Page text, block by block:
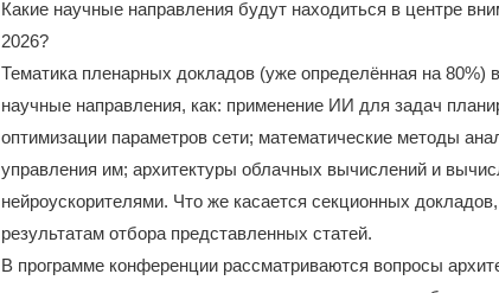
Какие научные направления будут находиться в центре
2026?
Тематика пленарных докладов (уже определённая на 80%)
научные направления, как: применение ИИ для задач
оптимизации параметров сети; математические методы
управления им; архитектуры облачных вычислений и
нейроускорителями. Что же касается секционных
результатам отбора представленных статей.
В программе конференции рассматриваются вопросы